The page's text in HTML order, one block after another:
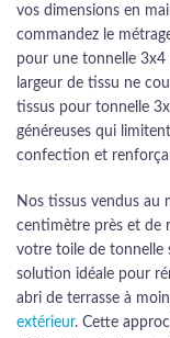
vos dimensions en
commandez le
pour une tonnelle 3x4
largeur de tissu ne
tissus pour tonnelle
généreuses qui
confection et
Nos tissus vendus au
centimètre près et de
votre toile de tonnelle
solution idéale pour
abri de terrasse à
extérieur. Cette